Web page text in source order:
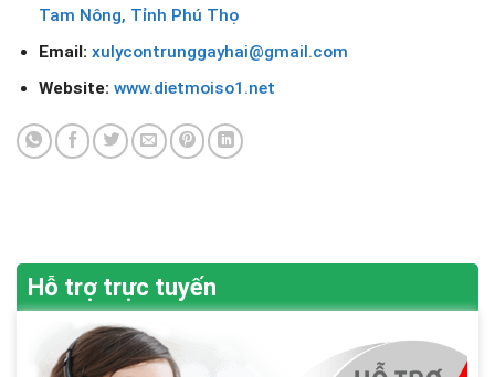
Tam Nông, Tỉnh Phú Thọ
Email: xulycontrunggayhai@gmail.com
Website: www.dietmoiso1.net
Hỗ trợ trực tuyến